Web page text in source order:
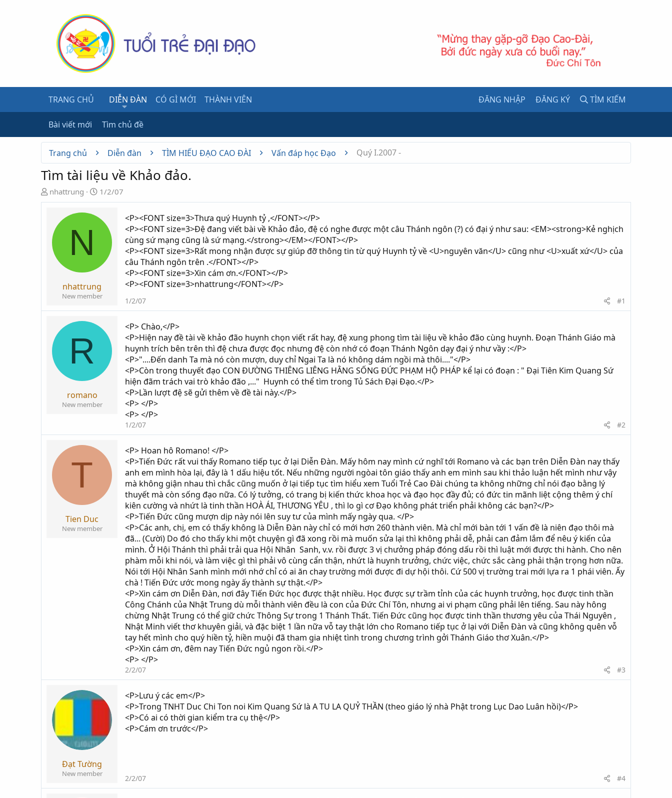
TRANG CHỦ DIỄN ĐÀN CÓ GÌ MỚI THÀNH VIÊN ĐĂNG NHẬP ĐĂNG KÝ TÌM KIẾM
Bài viết mới Tìm chủ đề
Trang chủ Diễn đàn TÌM HIỂU ĐẠO CAO ĐÀI Vấn đáp học Đạo Quý I.2007 -
Tìm tài liệu về Khảo đảo.
N
g
k
h
nhattrung
N
g
y
1/2/07
N
nhattrung
New member
<P><FONT size=3>Thưa quý Huynh tỷ ,</FONT></P>
<P><FONT size=3>Đệ đang viết bài về Khảo đảo, đệ có nghe được một câu Thánh ngôn (?) có đại ý như sau: <EM><strong>Kẻ nghịch
cùng sứ mạng cũng là sứ mạng.</strong></EM></FONT></P>
<P><FONT size=3>Rất mong nhận được sự giúp đỡ thông tin từ quý Huynh tỷ về <U>nguyên văn</U> cũng như <U>xuất xứ</U> của
câu Thánh ngôn trên .</FONT></P>
<P><FONT size=3>Xin cám ơn.</FONT></P>
<P><FONT size=3>nhattrung</FONT></P>
1/2/07 #1
R
romano
New member
<P> Chào,</P>
<P>Hiện nay đề tài về khảo đão huynh chọn viết rất hay, đệ xung phong tìm tài liệu về khảo đão cùng huynh. Đoạn Thánh Giáo mà
huynh trích bên trên thì đệ chưa được đọc nhưng đệ còn nhớ có đoạn Thánh Ngôn dạy đại ý như vầy :</P>
<P>"....Đến danh Ta mà nó còn mượn, duy chỉ Ngai Ta là nó không dám ngồi mà thôi...."</P>
<P>Còn trong thuyết đạo CON ĐƯỜNG THIÊNG LIÊNG HẰNG SỐNG ĐỨC PHẠM HỘ PHÁP kể lại có đoạn : " Đại Tiên Kim Quang Sứ
hiện đãm trách vai trò khảo đão ,..." Huynh có thể tìm trong Tủ Sách Đại Đạo.</P>
<P>Lần lượt đệ sẽ gửi thêm về đề tài này.</P>
<P> </P>
<P> </P>
1/2/07 #2
T
Tien Duc
New member
<P> Hoan hô Romano! </P>
<P>Tiến Đức rất vui thấy Romano tiếp tục ở lại Diễn Đàn. Mấy hôm nay mình cứ nghĩ tới Romano và các bạn trên Diễn Đàn nay thấy
anh em mình hòa lại, đây là 1 dấu hiệu tốt. Nếu những người ngòai tôn giáo thấy anh em mình sau khi thảo luận hết mình như vậy
mà không giận nhau thì chắc cũng muốn ở lại tiếp tục tìm hiểu xem Tuổi Trẻ Cao Đài chúng ta không những chỉ nói đạo bằng lý
thuyết mà còn sống đạo nữa. Có lý tưởng, có trang bị kiến thức khoa học và đạo học đầy đủ; có đức tin mãnh liệt cộng thêm ý chí
kiên cường và nhứt là tinh thần HOÀ ÁI, THƯƠNG YÊU , thì lo gì cơ Đạo không phát triển phải không các bạn?</P>
<P>Tiến Đức cũng mượn dịp này nói lên suy tư của mình mấy ngày qua. </P>
<P>Các anh, chị, em có thấy không là Diễn Đàn này chỉ có mới hơn 260 thành viên. Mà chỉ mới bàn tới 1 vấn đề là niên đạo thôi mà
đã... (Cười) Do đó cho thấy khi một chuyện gì đã xong rồi mà muốn sửa lại thì không phải dễ, phải can đảm lắm để nêu ý kiến của
mình. Ở Hội Thánh thì phải trải qua Hội Nhân Sanh, v.v. rồi được 3 vị chưởng pháp đóng dấu rồi thì luật mới được thi hành. Cho nên
phàm mỗi khi nói, và làm việc gì thì phải vô cùng cẩn thận, nhứt là huynh trưởng, chức việc, chức sắc càng phải thận trọng hơn nữa.
Nói tới Hội Nhân Sanh mình mới nhớ chỉ có ai ăn chay trường mới được đi dự hội thôi. Cứ 500 vị trường trai mới lựa ra 1 phái viên. Ấy
chà ! Tiến Đức ước mong ngày ấy thành sự thật.</P>
<P>Xin cám ơn Diễn Đàn, nơi đây Tiến Đức học được thật nhiều. Học được sự trầm tỉnh của các huynh trưởng, học được tinh thần
Công Chánh của Nhật Trung dù mỗi thành viên đều là con của Đức Chí Tôn, nhưng ai vi phạm cũng phải lên tiếng. Sau này hông
chừng Nhật Trung có thể giữ chức Thông Sự trong 1 Thánh Thất. Tiến Đức cũng học được tinh thần thương yêu của Thái Nguyên ,
Nhật Minh viết thơ khuyên giải, và đặc biệt 1 lần nữa vỗ tay thật lớn cho Romano tiếp tục ở lại với Diễn Đàn và cũng không quên vỗ
tay hết mình cho quý hiền tỷ, hiền muội đã tham gia nhiệt tình trong chương trình gởi Thánh Giáo thơ Xuân.</P>
<P>Xin cám ơn, đêm nay Tiến Đức ngủ ngon rồi.</P>
<P> </P>
2/2/07 #3
Đạt Tường
New member
<P>Lưu ý các em</P>
<P>Trong TNHT Duc Chi Ton noi Kim Quang Sứ là A TU LA QUỶ THẦN (theo giáo lý nhà Phật trong Lục Dao Luân hồi)</P>
<P>Có ai có thời gian kiểm tra cụ thệ</P>
<P>Cám ơn trước</P>
2/2/07 #4